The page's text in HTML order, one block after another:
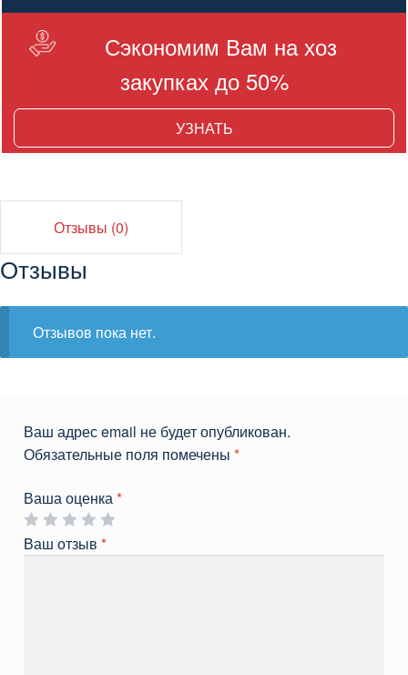
Сэкономим Вам на хоз
закупках до 50%
УЗНАТЬ
Отзывы (0)
Отзывы
Отзывов пока нет.
Ваш адрес email не будет опубликован.
Обязательные поля помечены *
Ваша оценка *
Ваш отзыв *